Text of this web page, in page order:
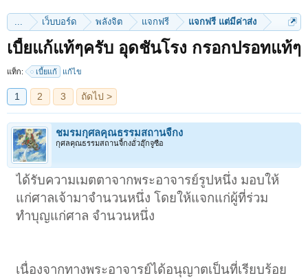
... เว็บบอร์ด พลังจิต แจกฟรี แจกฟรี แต่มีค่าส่ง
เบี้ยแก้แท้ๆครับ อุดชันโรง กรอกปรอทแท้ๆ
แท็ก: เบี้ยแก้ แก้ไข
ชมรมกุศลคุณธรรมสถานจี้กง
กุศลคุณธรรมสถานจี้กงอั่วฮุ๊กจูซือ
ได้รับความเมตตาจากพระอาจารย์รูปหนึ่ง มอบให้
แก่ศาลเจ้ามาจำนวนหนึ่ง โดยให้แจกแก่ผู้ที่ร่วม
ทำบุญแก่ศาล จำนวนหนึ่ง
เนื่องจากทางพระอาจารย์ได้อนุญาตเป็นที่เรียบร้อย